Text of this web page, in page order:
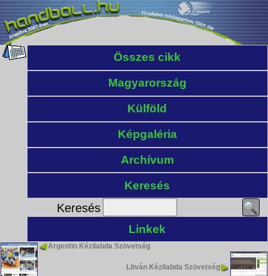
Összes cikk
Magyarország
Külföld
Képgaléria
Archívum
Keresés
Keresés
Linkek
Argentin Kézilabda Szövetség
Litván Kézilabda Szövetség